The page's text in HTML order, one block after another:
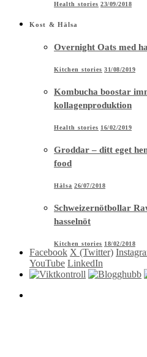
Health stories 23/09/2018
Kost & Hälsa
Overnight Oats med
Kitchen stories 31/08/2019
Kombucha boostar
kollagenproduktion
Health stories 16/02/2019
Groddar – ditt eget
food
Hälsa 26/07/2018
Schweizernötbollar
hasselnöt
Kitchen stories 18/02/2018
Facebook X (Twitter)
YouTube LinkedIn